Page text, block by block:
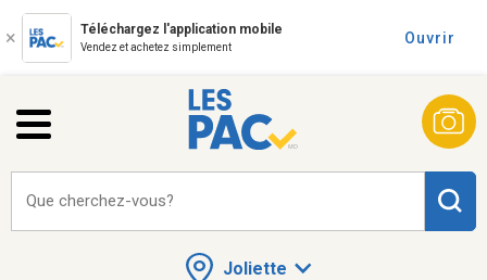
Téléchargez l'application mobile
Vendez et achetez simplement
Ouvrir
Joliette
Que cherchez-vous?